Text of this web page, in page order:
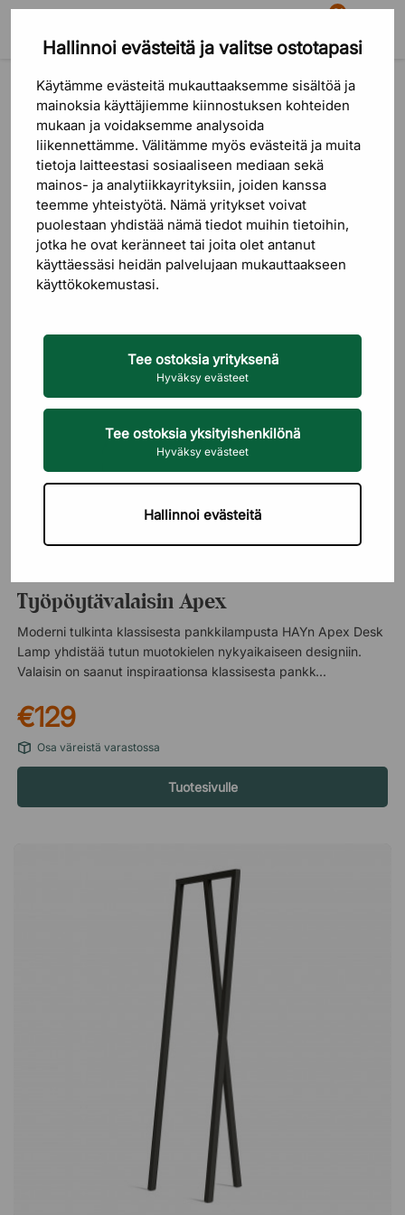
Hallinnoi evästeitä ja valitse ostotapasi
Käytämme evästeitä mukauttaaksemme sisältöä ja
mainoksia käyttäjiemme kiinnostuksen kohteiden
mukaan ja voidaksemme analysoida
liikennettämme. Välitämme myös evästeitä ja muita
tietoja laitteestasi sosiaaliseen mediaan sekä
mainos- ja analytiikkayrityksiin, joiden kanssa
teemme yhteistyötä. Nämä yritykset voivat
puolestaan ​​yhdistää nämä tiedot muihin tietoihin,
jotka he ovat keränneet tai joita olet antanut
käyttäessäsi heidän palvelujaan mukauttaakseen
käyttökokemustasi.
Tee ostoksia yrityksenä
Hyväksy evästeet
Tee ostoksia yksityishenkilönä
Hyväksy evästeet
Hallinnoi evästeitä
Etsi
81
Ostoskori
HAY
SUODATTIMET Järjestys
Työpöytävalaisin Apex
Moderni tulkinta klassisesta pankkilampusta HAYn Apex Desk
Lamp yhdistää tutun muotokielen nykyaikaiseen designiin.
Valaisin on saanut inspiraationsa klassisesta pankkilampusta,
linjojen avulla. Taitettu lampunvarjostin luo tunnistettavan
siluetin, joka tekee valaisimesta tyylikkään elementin
työpöydälle, samalla kun se suuntaa valon tehokkaasti sinne
missä sitä tarvitaan. Säädettävä valo joustavaan käyttöön
Lampun päätä voidaan kääntää 360 astetta, mikä tekee valon
suunnan säätämisestä helppoa työtehtävän tai ympäristön
luomiseksi, valaisin on helppo säätää tarpeidesi mukaan.
Tietoa suunnittelijasta – John Tree John Tree on Lontoossa
toimiva brittiläinen tuote- ja huonekalusuunnittelija. Hän on
valmistunut Kingston Universitystä ja on johtanut omaa
suunnittelutoimistoaan vuodesta 2016 lähtien. Nykyisin hän
jakaa aikansa Jasper Morrisonin studion ja oman toimistonsa
välillä, missä hän tutkii ja kehittää teollisia valmistusprosesseja
huonekalujen, valaisimien ja asusteiden suunnittelussa. Hänen
työnsä on saanut laajaa huomiota useissa kansainvälisissä
designjulkaisuissa ja on palkittu useilla arvostetuilla
designpalkinnoilla. HAY:n Apex Desk Lamp on moderni tulkinta
klassisesta pankkiirin lampusta. Taivutettu varjostin antaa
lampulle selkeän ilmeen, ja samalla voit suunnata sen avulla
valon haluamaasi paikkaan. Kierrettävä lampunvarjostin
(360°). Musta tekstiilijohto on/off-painikkeella.
€129
Osa väreistä varastossa
Tuotesivulle